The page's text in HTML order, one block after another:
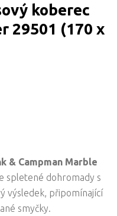
koberec
29501 (170 x
& Campman Marble
spletené dohromady s
výsledek, připomínající
smyčky.